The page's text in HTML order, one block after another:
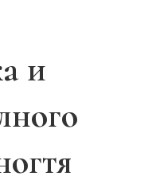
и